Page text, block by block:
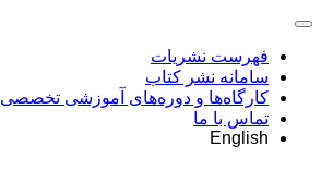
فهرست نشریات
سامانه نشر کتاب
کارگاه‌ها و دوره‌های آموزشی تخصصی
تماس با ما
English